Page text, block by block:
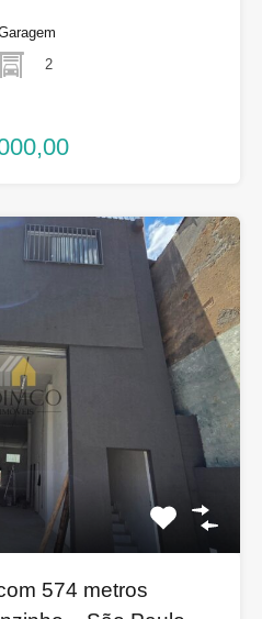
2
574 metros